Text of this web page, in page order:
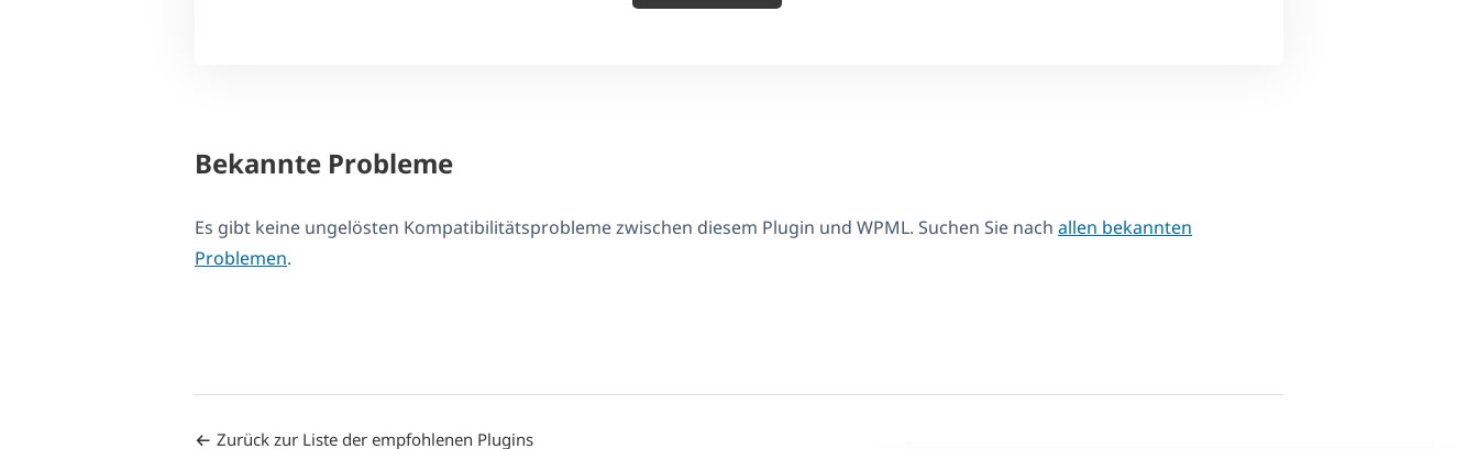
Bekannte Probleme
Es gibt keine ungelösten Kompatibilitätsprobleme zwischen diesem Plugin und WPML. Suchen Sie nach allen bekannten
Problemen.
Zurück zur Liste der empfohlenen Plugins